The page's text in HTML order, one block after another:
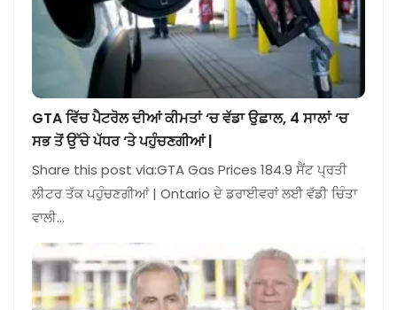
GTA ਵਿੱਚ ਪੈਟਰੋਲ ਦੀਆਂ ਕੀਮਤਾਂ ‘ਚ ਵੱਡਾ ਉਛਾਲ, 4 ਸਾਲਾਂ ‘ਚ
ਸਭ ਤੋਂ ਉੱਚੇ ਪੱਧਰ ‘ਤੇ ਪਹੁੰਚਣਗੀਆਂ |
Share this post via:GTA Gas Prices 184.9 ਸੈਂਟ ਪ੍ਰਤੀ
ਲੀਟਰ ਤੱਕ ਪਹੁੰਚਣਗੀਆਂ | Ontario ਦੇ ਡਰਾਈਵਰਾਂ ਲਈ ਵੱਡੀ ਚਿੰਤਾ
ਵਾਲੀ…